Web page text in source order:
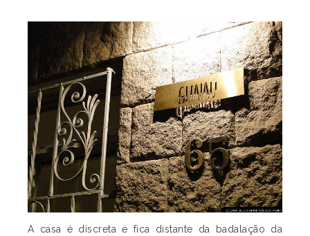
A casa é discreta e fica distante da badalação da